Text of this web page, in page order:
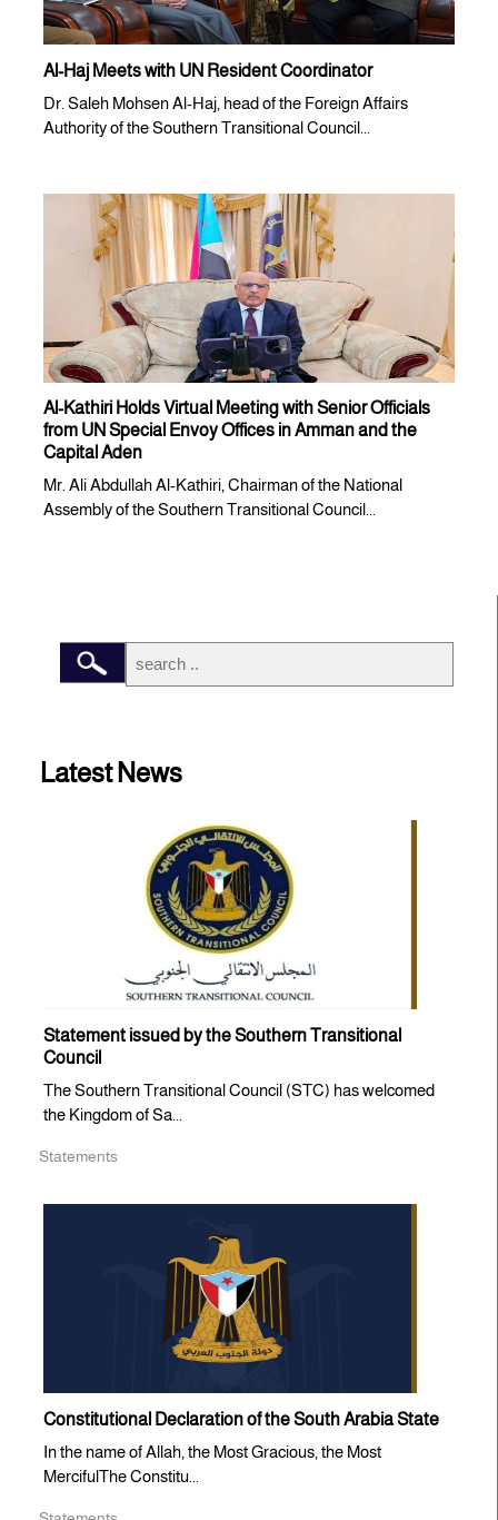
Al-Haj Meets with UN Resident Coordinator
Dr. Saleh Mohsen Al-Haj, head of the Foreign Affairs
Authority of the Southern Transitional Council...
Al-Kathiri Holds Virtual Meeting with Senior Officials
from UN Special Envoy Offices in Amman and the
Capital Aden
Mr. Ali Abdullah Al-Kathiri, Chairman of the National
Assembly of the Southern Transitional Council...
Latest News
Statement issued by the Southern Transitional
Council
The Southern Transitional Council (STC) has welcomed
the Kingdom of Sa...
Statements
Constitutional Declaration of the South Arabia State
In the name of Allah, the Most Gracious, the Most
MercifulThe Constitu...